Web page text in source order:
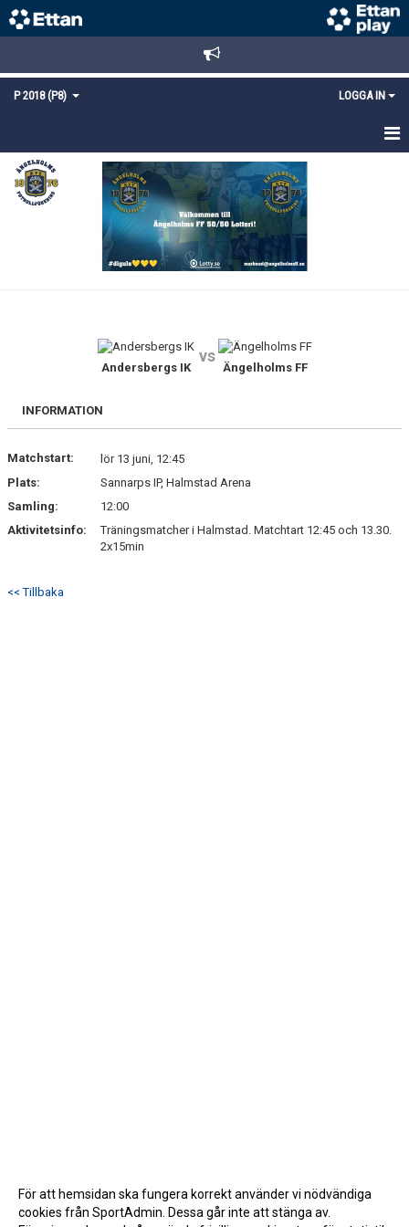
P 2018 (P8) LOGGA IN
HEM
TRUPPEN
Andersbergs IK
vs
Ängelholms FF
INFORMATION
Matchstart:
lör 13 juni, 12:45
Plats:
Sannarps IP, Halmstad Arena
Samling:
12:00
Aktivitetsinfo:
Träningsmatcher i Halmstad. Matchtart 12:45 och 13.30.
2x15min
<< Tillbaka
För att hemsidan ska fungera korrekt använder vi nödvändiga
cookies från SportAdmin. Dessa går inte att stänga av.